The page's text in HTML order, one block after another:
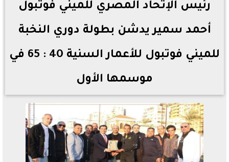
رئيس الإتحاد المصري للميني فوتبول
أحمد سمير يدشن بطولة دوري النخبة
للميني فوتبول للأعمار السنية 40 : 65 في
موسمها الأول